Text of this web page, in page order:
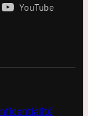
YouTube